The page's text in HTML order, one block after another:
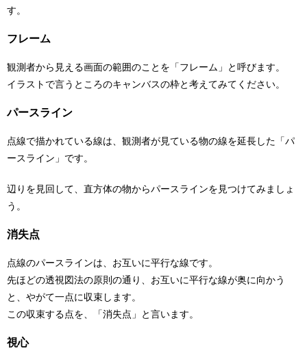
す。
フレーム
観測者から見える画面の範囲のことを「フレーム」と呼びます。
イラストで言うところのキャンバスの枠と考えてみてください。
パースライン
点線で描かれている線は、観測者が見ている物の線を延長した「パ
ースライン」です。
辺りを見回して、直方体の物からパースラインを見つけてみましょ
う。
消失点
点線のパースラインは、お互いに平行な線です。
先ほどの透視図法の原則の通り、お互いに平行な線が奥に向かう
と、やがて一点に収束します。
この収束する点を、「消失点」と言います。
視心